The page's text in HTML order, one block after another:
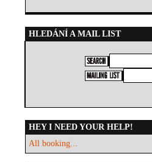
HLEDÁNÍ A MAIL LIST
HEY I NEED YOUR HELP!
All booking...